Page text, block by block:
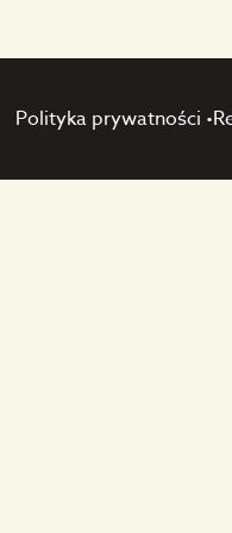
Polityka prywatności •